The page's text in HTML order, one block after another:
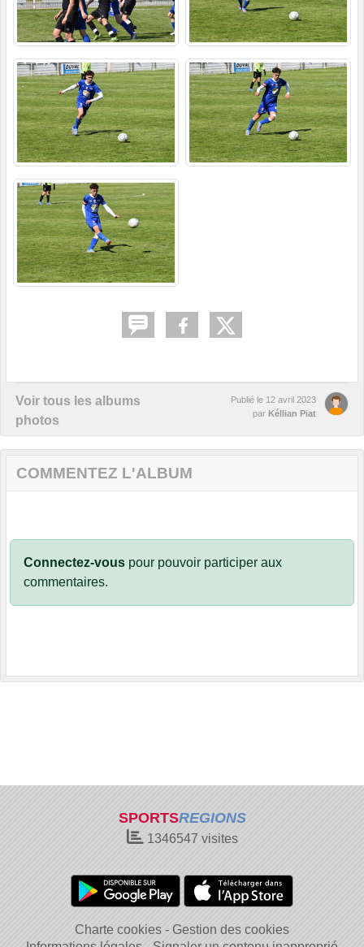
Voir tous les albums
photos
Publié le 12 avril 2023
par Kéllian Piat
COMMENTEZ L'ALBUM
Connectez-vous pour pouvoir participer aux
commentaires.
SPORTSREGIONS
1346547 visites
Charte cookies
Gestion des cookies